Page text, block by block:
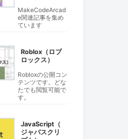
MakeCodeArcad
e関連記事を集め
ています
Roblox（ロブ
ロックス）
Robloxの公開コン
テンツです。どな
たでも閲覧可能で
す。
JavaScript（
ジャバスクリ